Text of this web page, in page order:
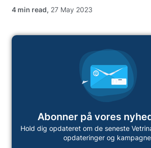
, 27 May 2023
Abonner på vores
Hold dig opdateret om de seneste
opdateringer og